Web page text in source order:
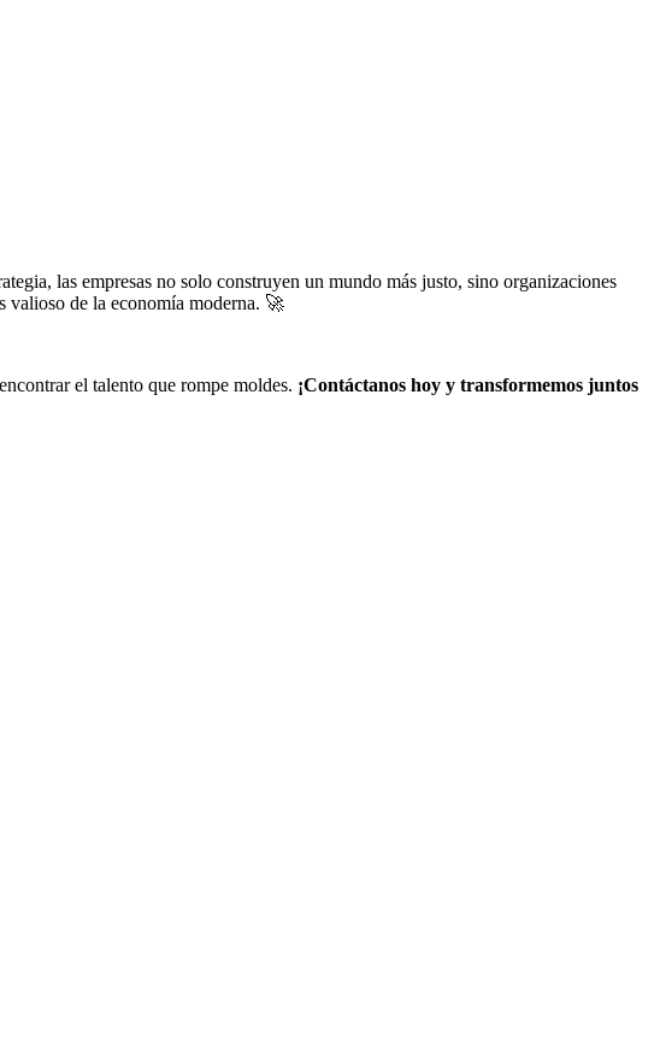
las empresas no solo construyen un mundo más justo, sino organizaciones
valioso de la economía moderna. 🚀
el talento que rompe moldes. ¡Contáctanos hoy y transformemos juntos